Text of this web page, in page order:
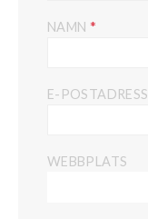
NAMN *
E-POSTADRESS
WEBBPLATS